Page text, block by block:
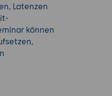
Latenzen
können